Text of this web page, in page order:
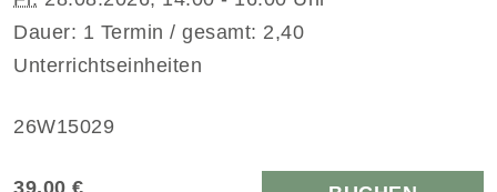
Dauer: 1 Termin / gesamt: 2,40
Unterrichtseinheiten
26W15029
39,00 €